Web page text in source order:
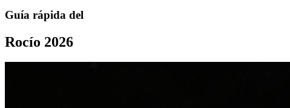
Guía rápida del
Rocío 2026